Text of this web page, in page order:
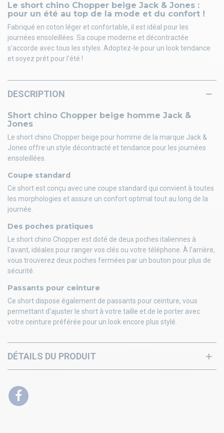
Le short chino Chopper beige Jack & Jones :
pour un été au top de la mode et du confort !
Fabriqué en coton léger et confortable, il est idéal pour les
journées ensoleillées. Sa coupe moderne et décontractée
s'accorde avec tous les styles. Adoptez-le pour un look tendance
et soyez prêt pour l'été !
DESCRIPTION
Short chino Chopper beige homme Jack &
Jones
Le short chino Chopper beige pour homme de la marque Jack &
Jones offre un style décontracté et tendance pour les journées
ensoleillées.
Coupe standard
Ce short est conçu avec une coupe standard qui convient à toutes
les morphologies et assure un confort optimal tout au long de la
journée.
Des poches pratiques
Le short chino Chopper est doté de deux poches italiennes à
l'avant, idéales pour ranger vos clés ou votre téléphone. À l'arrière,
vous trouverez deux poches fermées par un bouton pour plus de
sécurité.
Passants pour ceinture
Ce short dispose également de passants pour ceinture, vous
permettant d'ajuster le short à votre taille et de le porter avec
votre ceinture préférée pour un look encore plus stylé.
DÉTAILS DU PRODUIT